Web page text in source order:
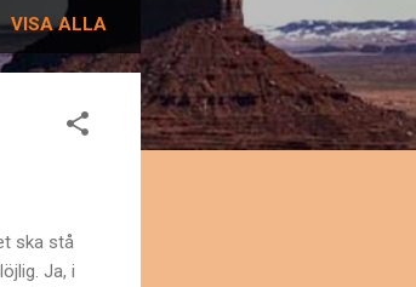
VISA ALLA
ska stå
Ja, i